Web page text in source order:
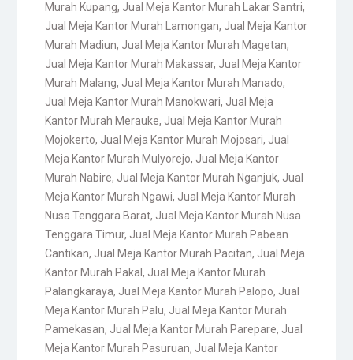
Murah Kupang, Jual Meja Kantor Murah Lakar Santri,
Jual Meja Kantor Murah Lamongan, Jual Meja Kantor
Murah Madiun, Jual Meja Kantor Murah Magetan,
Jual Meja Kantor Murah Makassar, Jual Meja Kantor
Murah Malang, Jual Meja Kantor Murah Manado,
Jual Meja Kantor Murah Manokwari, Jual Meja
Kantor Murah Merauke, Jual Meja Kantor Murah
Mojokerto, Jual Meja Kantor Murah Mojosari, Jual
Meja Kantor Murah Mulyorejo, Jual Meja Kantor
Murah Nabire, Jual Meja Kantor Murah Nganjuk, Jual
Meja Kantor Murah Ngawi, Jual Meja Kantor Murah
Nusa Tenggara Barat, Jual Meja Kantor Murah Nusa
Tenggara Timur, Jual Meja Kantor Murah Pabean
Cantikan, Jual Meja Kantor Murah Pacitan, Jual Meja
Kantor Murah Pakal , Jual Meja Kantor Murah
Palangkaraya, Jual Meja Kantor Murah Palopo, Jual
Meja Kantor Murah Palu, Jual Meja Kantor Murah
Pamekasan, Jual Meja Kantor Murah Parepare, Jual
Meja Kantor Murah Pasuruan, Jual Meja Kantor